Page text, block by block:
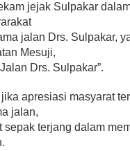
jejak Sulpakar
jalan Drs. Sulpakar,
Mesuji,
Drs. Sulpakar”.
jika apresiasi masyarat
jalan,
sepak terjang dalam